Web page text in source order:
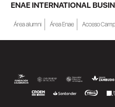
ENAE INTERNATIONAL
Área alumni Área Enae Acceso